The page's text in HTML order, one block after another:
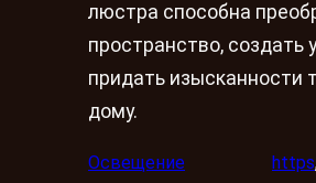
люстра способна
пространство, создать
придать изысканности
дому.
Освещение https